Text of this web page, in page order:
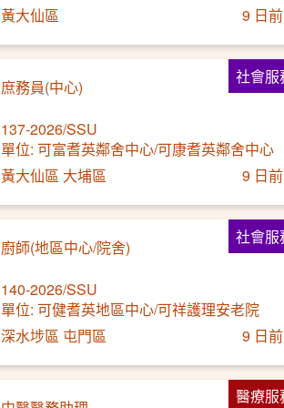
黃大仙區
9 日前
社會服
庶務員(中心)
137-2026/SSU
單位: 可富耆英鄰舍中心/可康耆英鄰舍中心
黃大仙區 大埔區
9 日前
社會服
廚師(地區中心/院舍)
140-2026/SSU
單位: 可健耆英地區中心/可祥護理安老院
深水埗區 屯門區
9 日前
醫療服